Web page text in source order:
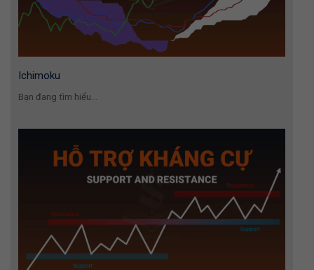
Ichimoku
Bạn đang tìm hiểu...